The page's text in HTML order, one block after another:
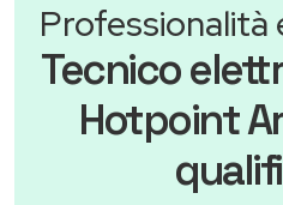
Tecnico
Hotpoint